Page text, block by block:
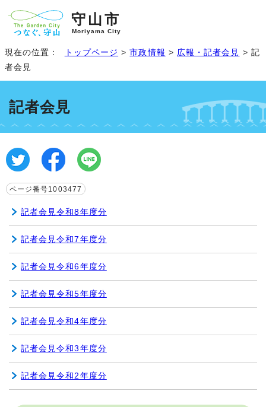
守山市
Moriyama City
現在の位置： トップページ >市政情報 > 広報・記者会見 > 記
者会見
記者会見
ページ番号1003477
記者会見令和8年度分
記者会見令和7年度分
記者会見令和6年度分
記者会見令和5年度分
記者会見令和4年度分
記者会見令和3年度分
記者会見令和2年度分